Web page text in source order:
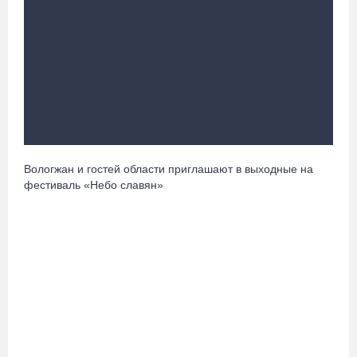
Череповчанки в национальных костюмах стали героями снимков
фотографа с горы Афон
Вологжан и гостей области приглашают в выходные на
фестиваль «Небо славян»